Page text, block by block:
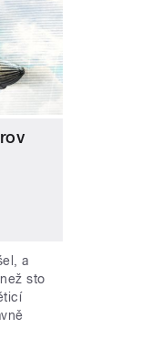
a
sto